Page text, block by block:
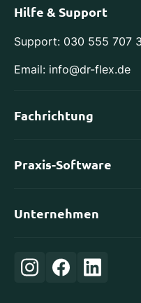
Hilfe & Support
Support: 030 555 707
Email: info@dr-flex.de
Fachrichtung
Orthopädie
Praxis-Software
Evident
Unternehmen
Login